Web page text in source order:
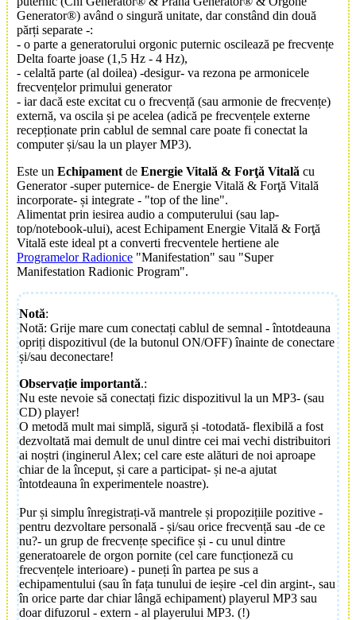
Generator®) având o singură unitate, dar constând din două
părți separate -:
- o parte a generatorului orgonic puternic oscilează pe frecvențe
Delta foarte joase (1,5 Hz - 4 Hz),
- celaltă parte (al doilea) -desigur- va rezona pe armonicele
frecvențelor primului generator
- iar dacă este excitat cu o frecvență (sau armonie de frecvențe)
externă, va oscila și pe acelea (adică pe frecvențele externe
recepționate prin cablul de semnal care poate fi conectat la
computer și/sau la un player MP3).
Este un Echipament de Energie Vitală & Forţă Vitală cu
Generator -super puternice- de Energie Vitală & Forţă Vitală
incorporate- și integrate - "top of the line".
Alimentat prin iesirea audio a computerului (sau lap-
top/notebook-ului), acest Echipament Energie Vitală & Forţă
Vitală este ideal pt a converti frecventele hertiene ale
Programelor Radionice "Manifestation" sau "Super
Manifestation Radionic Program".
Notă:
Notă: Grije mare cum conectați cablul de semnal - întotdeauna
opriți dispozitivul (de la butonul ON/OFF) înainte de conectare
și/sau deconectare!
Observație importantă.:
Nu este nevoie să conectați fizic dispozitivul la un MP3- (sau
CD) player!
O metodă mult mai simplă, sigură și -totodată- flexibilă a fost
dezvoltată mai demult de unul dintre cei mai vechi distribuitori
ai noștri (inginerul Alex; cel care este alături de noi aproape
chiar de la început, și care a participat- și ne-a ajutat
întotdeauna în experimentele noastre).
Pur și simplu înregistrați-vă mantrele și propozițiile pozitive -
pentru dezvoltare personală - și/sau orice frecvență sau -de ce
nu?- un grup de frecvențe specifice și - cu unul dintre
generatoarele de orgon pornite (cel care funcționeză cu
frecvențele interioare) - puneți în partea pe sus a
echipamentului (sau în fața tunului de ieșire -cel din argint-, sau
în orice parte dar chiar lângă echipament) playerul MP3 sau
doar difuzorul - extern - al playerului MP3. (!)